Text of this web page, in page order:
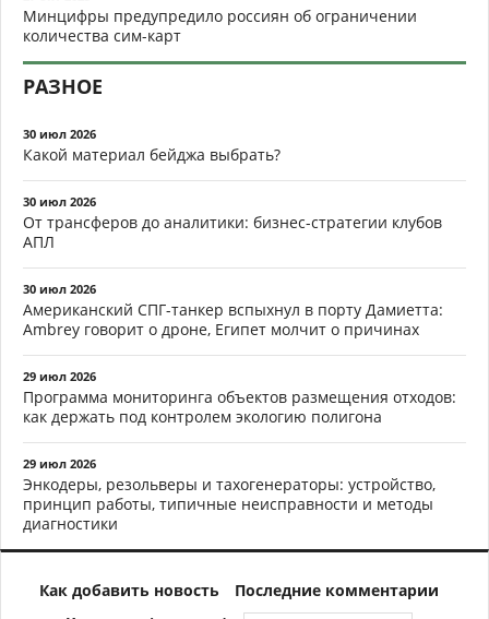
Минцифры предупредило россиян об ограничении
количества сим-карт
РАЗНОЕ
30 июл 2026
Какой материал бейджа выбрать?
30 июл 2026
От трансферов до аналитики: бизнес-стратегии клубов
АПЛ
30 июл 2026
Американский СПГ-танкер вспыхнул в порту Дамиетта:
Ambrey говорит о дроне, Египет молчит о причинах
29 июл 2026
Программа мониторинга объектов размещения отходов:
как держать под контролем экологию полигона
29 июл 2026
Энкодеры, резольверы и тахогенераторы: устройство,
принцип работы, типичные неисправности и методы
диагностики
Как добавить новость
Последние комментарии